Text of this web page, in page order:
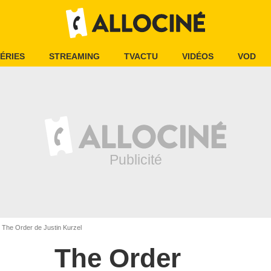
STREAMING TVACTU VIDÉOS VOD
The Order de Justin Kurzel
The Order